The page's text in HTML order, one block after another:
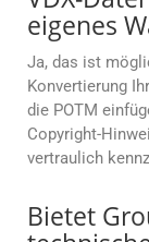
eigenes
Ja, das ist
Konvertierung
die POTM
Copyright-
vertraulich
Bietet